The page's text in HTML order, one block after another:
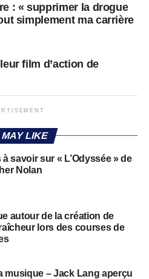
: « supprimer la drogue
simplement ma carrière
film d’action de
MAY LIKE
savoir sur « L’Odyssée » de
Nolan
autour de la création de
lors des courses de
musique – Jack Lang aperçu